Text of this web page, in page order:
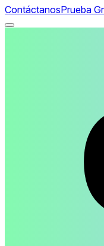
ContáctanosPrueba